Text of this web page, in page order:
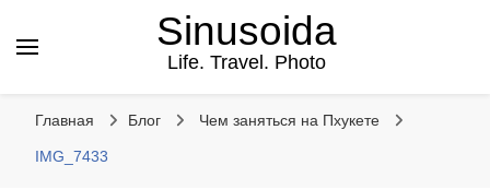
Sinusoida
Life. Travel. Photo
Главная Блог Чем заняться на Пхукете
IMG_7433